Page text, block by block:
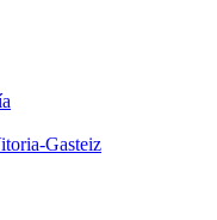
Gasteiz